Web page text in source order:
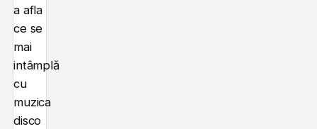
a afla
ce se
mai
intâmplă
cu
muzica
disco